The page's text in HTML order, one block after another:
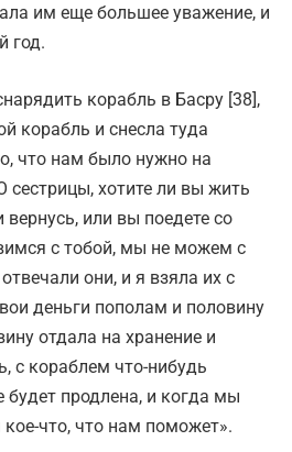
им еще большее уважение, и
год.
корабль в Басру [38],
корабль и снесла туда
что нам было нужно на
сестрицы, хотите ли вы жить
или вы поедете со
с тобой, мы не можем с
они, и я взяла их с
деньги пополам и половину
отдала на хранение и
с кораблем что-нибудь
будет продлена, и когда мы
что, что нам поможет».